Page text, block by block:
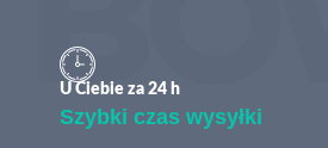
U Ciebie za 24 h
Szybki czas wysyłki